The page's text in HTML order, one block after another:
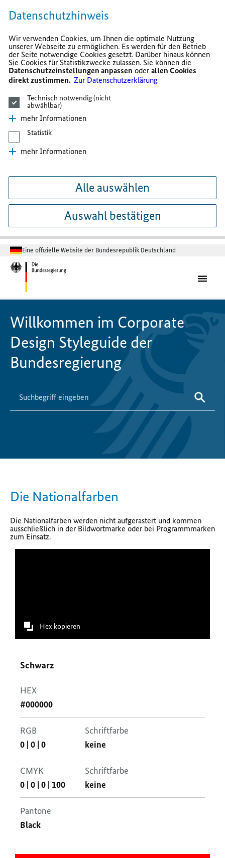
Datenschutzhinweis
Wir verwenden Cookies, um Ihnen die optimale Nutzung
unserer Webseite zu ermöglichen. Es werden für den Betrieb
der Seite notwendige Cookies gesetzt. Darüber hinaus können
Sie Cookies für Statistikzwecke zulassen. Sie können die
Datenschutzeinstellungen anpassen oderallen Cookies
direkt zustimmen.Zur Datenschutzerklärung
Technisch notwendig (nicht
abwählbar)
mehr Informationen
Statistik
mehr Informationen
Alle auswählen
Auswahl bestätigen
Eine offizielle Website der Bundesrepublik Deutschland
Willkommen im Corporate
Design Styleguide der
Bundesregierung
Bitte geben Sie höchstens 256 Zeichen ein.
Suche
Die Nationalfarben
Die Nationalfarben werden nicht aufgerastert und kommen
ausschließlich in der Bildwortmarke oder bei Programmmarken
zum Einsatz.
Hex kopieren
Schwarz
HEX
#000000
RGB
0 0 0
Schriftfarbe
keine
CMYK
0 0 0 100
Schriftfarbe
keine
Pantone
Black